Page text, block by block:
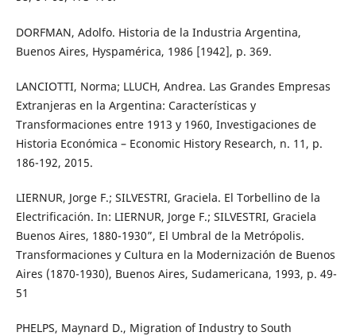
DORFMAN, Adolfo. Historia de la Industria Argentina,
Buenos Aires, Hyspamérica, 1986 [1942], p. 369.
LANCIOTTI, Norma; LLUCH, Andrea. Las Grandes Empresas
Extranjeras en la Argentina: Características y
Transformaciones entre 1913 y 1960, Investigaciones de
Historia Económica – Economic History Research, n. 11, p.
186-192, 2015.
LIERNUR, Jorge F.; SILVESTRI, Graciela. El Torbellino de la
Electrificación. In: LIERNUR, Jorge F.; SILVESTRI, Graciela
Buenos Aires, 1880-1930”, El Umbral de la Metrópolis.
Transformaciones y Cultura en la Modernización de Buenos
Aires (1870-1930), Buenos Aires, Sudamericana, 1993, p. 49-
51
PHELPS, Maynard D., Migration of Industry to South